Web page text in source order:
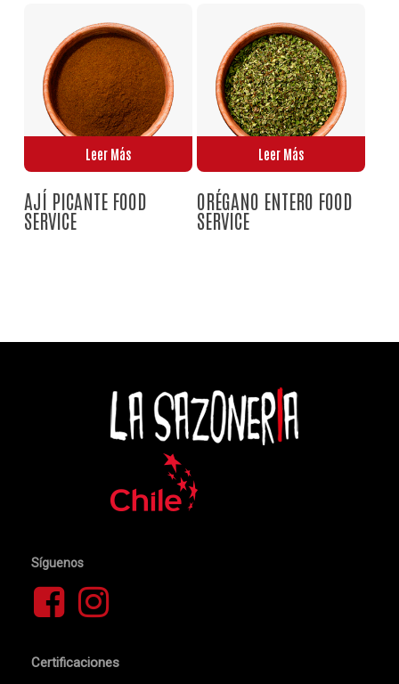
Leer Más
AJÍ PICANTE FOOD
SERVICE
Leer Más
ORÉGANO ENTERO FOOD
SERVICE
Síguenos
Certificaciones